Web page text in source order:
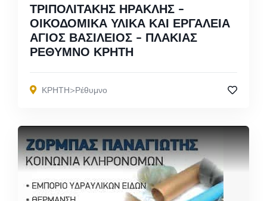
ΤΡΙΠΟΛΙΤΑΚΗΣ ΗΡΑΚΛΗΣ –
ΟΙΚΟΔΟΜΙΚΑ ΥΛΙΚΑ ΚΑΙ ΕΡΓΑΛΕΙΑ
ΑΓΙΟΣ ΒΑΣΙΛΕΙΟΣ – ΠΛΑΚΙΑΣ
ΡΕΘΥΜΝΟ ΚΡΗΤΗ
ΚΡΗΤΗ>Ρέθυμνο